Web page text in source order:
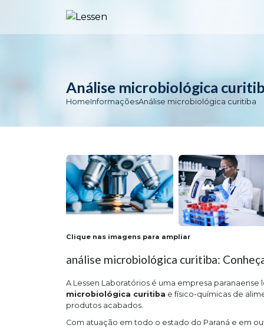
Análise microbiológica
HomeInformaçõesAnálise microbiológica curitiba
Clique nas imagens para ampliar
análise microbiológica curitiba:
A Lessen Laboratórios é uma empresa
microbiológica curitiba e físico-químicas de
produtos acabados.
Com atuação em todo o estado do Paraná e em